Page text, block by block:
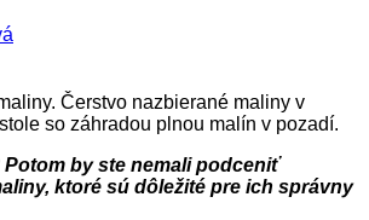
by ste nemali podceniť
ktoré sú dôležité pre ich správny